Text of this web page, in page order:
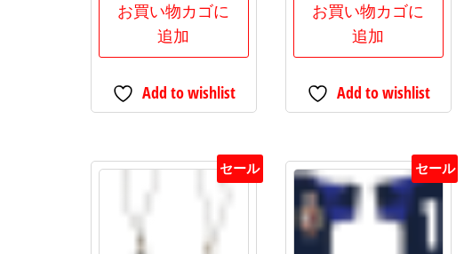
ン
価
格
で
し
の
¥500
で
お買い物カゴに
追加
Add to wishlist
価
格
で
し
の
¥500
で
お買い物カゴに
追加
Add to wishlist
セール セール